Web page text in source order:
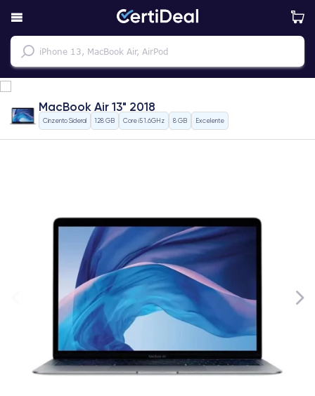
MacBook Air 13" 2018
Cinzento Sideral 128 GB Core i5 1.6GHz 8 GB Excelente